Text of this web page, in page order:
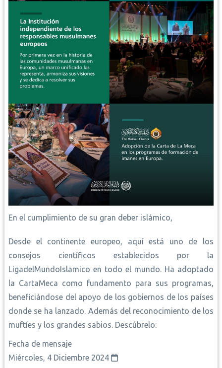
En el cumplimiento de su gran deber islámico,
Desde el continente europeo, aquí está uno de los
consejos científicos establecidos por la
LigadelMundoIslamico en todo el mundo. Ha adoptado
la CartaMeca como fundamento para sus programas,
beneficiándose del apoyo de los gobiernos de los países
donde se ha lanzado. Además del reconocimiento de los
muftíes y los grandes sabios. Descúbrelo:
Fecha de mensaje
Miércoles, 4 Diciembre 2024